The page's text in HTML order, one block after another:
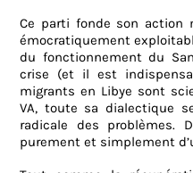
Ce parti fonde son action
émocratiquement
du fonctionnement du
crise (et il est
migrants en Libye sont
VA, toute sa dialectique
radicale des problèmes.
purement et simplement